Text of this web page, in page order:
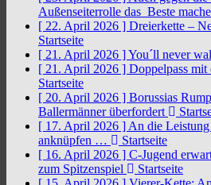
Außenseiterrolle das Beste
[ 22. April 2026 ] Dreierkette –
Startseite
[ 21. April 2026 ]You´ll never
[ 21. April 2026 ] Doppelpass mit
Startseite
[ 20. April 2026 ] Borussias
Ballermänner überfordert
[ 17. April 2026 ] An die
anknüpfen …
Startseite
[ 16. April 2026 ] C-Jugend
zum Spitzenspiel
Startseite